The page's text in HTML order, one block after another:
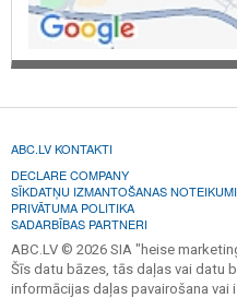
ABC.LV KONTAKTI
DECLARE COMPANY
SĪKDATŅU IZMANTOŠANAS NOTEIKUMI
PRIVĀTUMA POLITIKA
SADARBĪBAS PARTNERI
ABC.LV © 2026 SIA "heise
Šīs datu bāzes, tās daļas vai datu
informācijas daļas pavairošana